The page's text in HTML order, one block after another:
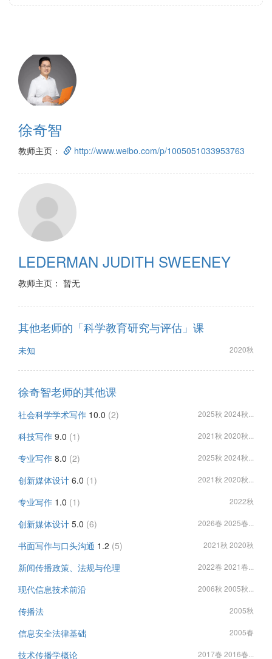
徐奇智
教师主页： http://www.weibo.com/p/1005051033953763
LEDERMAN JUDITH SWEENEY
教师主页： 暂无
其他老师的「科学教育研究与评估」课
未知 2020秋
徐奇智老师的其他课
社会科学学术写作 10.0 (2) 2025秋 2024秋...
科技写作 9.0 (1) 2021秋 2020秋...
专业写作 8.0 (2) 2025秋 2024秋...
创新媒体设计 6.0 (1) 2021秋 2020秋...
专业写作 1.0 (1) 2022秋
创新媒体设计 5.0 (6) 2026春 2025春...
书面写作与口头沟通 1.2 (5) 2021秋 2020秋
新闻传播政策、法规与伦理 2022春 2021春...
现代信息技术前沿 2006秋 2005秋...
传播法 2005秋
信息安全法律基础 2005春
技术传播学概论 2017春 2016春...